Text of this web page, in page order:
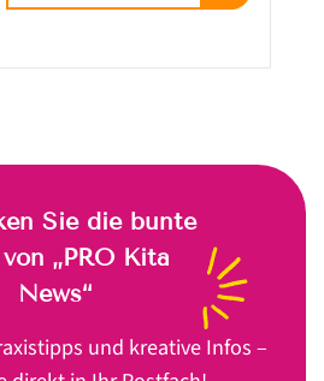
Sie die bunte
„PRO Kita
News“
und kreative Infos –